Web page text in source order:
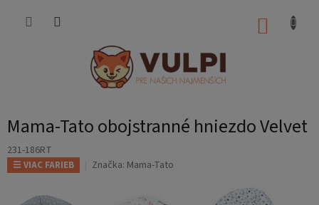
Mama-Tato obojstranné hniezdo Velvet
231-186RT
☰ VIAC FARIEB Značka: Mama-Tato